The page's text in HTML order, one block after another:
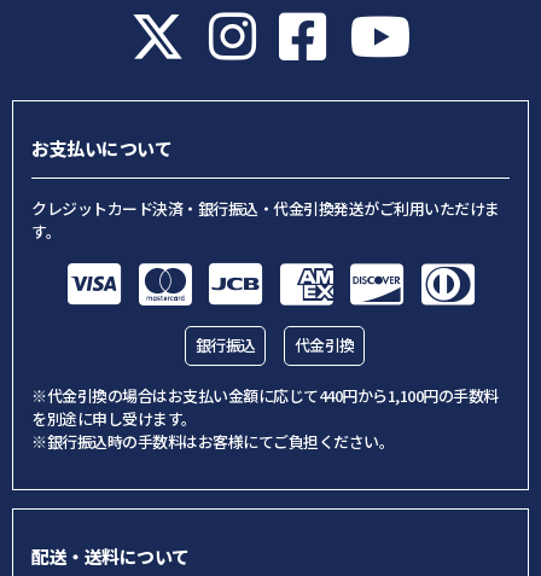
お支払いについて
クレジットカード決済・銀行振込・代金引換発送がご利用いただけま
す。
銀行振込 代金引換
※代金引換の場合はお支払い金額に応じて440円から1,100円の手数料
を別途に申し受けます。
※銀行振込時の手数料はお客様にてご負担ください。
配送・送料について